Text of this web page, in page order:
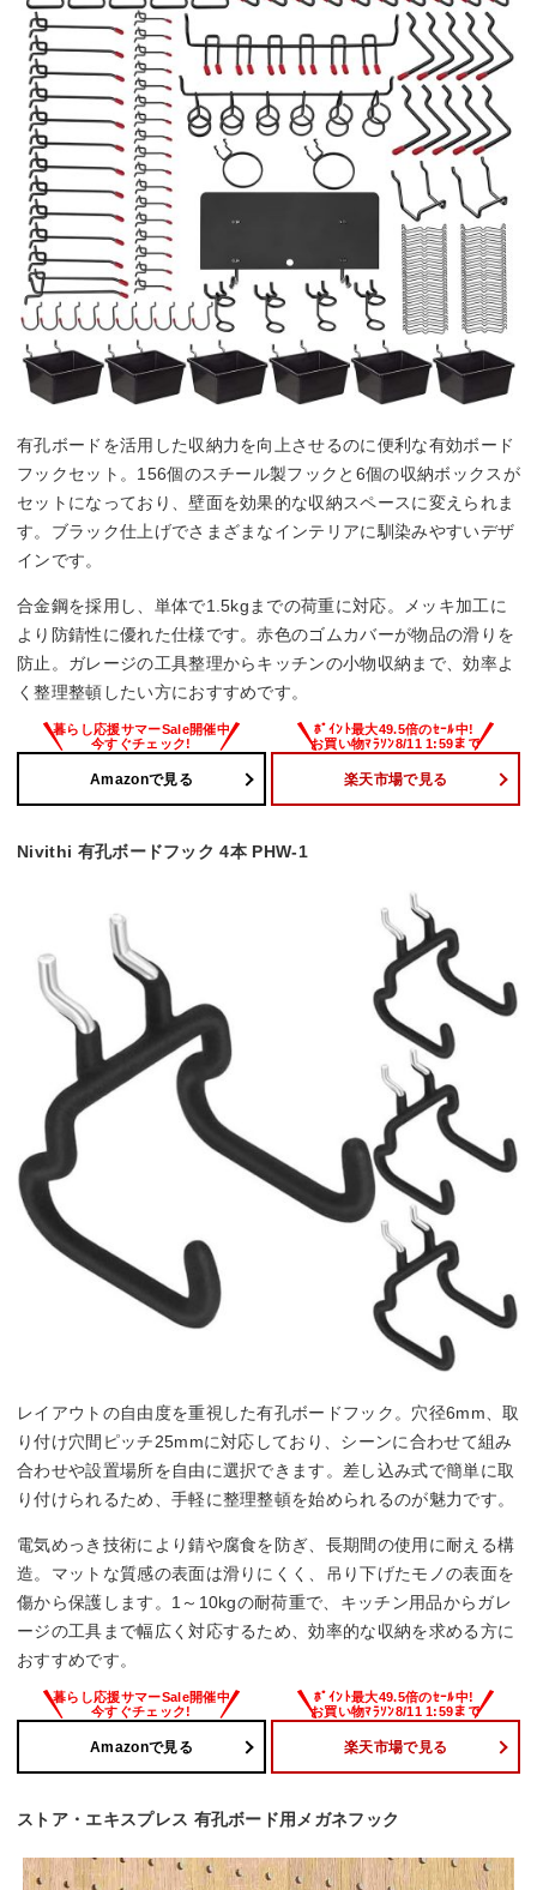
有孔ボードを活用した収納力を向上させるのに便利な有効ボード
フックセット。156個のスチール製フックと6個の収納ボックスが
セットになっており、壁面を効果的な収納スペースに変えられま
す。ブラック仕上げでさまざまなインテリアに馴染みやすいデザ
インです。
合金鋼を採用し、単体で1.5kgまでの荷重に対応。メッキ加工に
より防錆性に優れた仕様です。赤色のゴムカバーが物品の滑りを
防止。ガレージの工具整理からキッチンの小物収納まで、効率よ
く整理整頓したい方におすすめです。
Amazonで見る 楽天市場で見る
Nivithi 有孔ボードフック 4本 PHW-1
レイアウトの自由度を重視した有孔ボードフック。穴径6mm、取
り付け穴間ピッチ25mmに対応しており、シーンに合わせて組み
合わせや設置場所を自由に選択できます。差し込み式で簡単に取
り付けられるため、手軽に整理整頓を始められるのが魅力です。
電気めっき技術により錆や腐食を防ぎ、長期間の使用に耐える構
造。マットな質感の表面は滑りにくく、吊り下げたモノの表面を
傷から保護します。1～10kgの耐荷重で、キッチン用品からガレ
ージの工具まで幅広く対応するため、効率的な収納を求める方に
おすすめです。
Amazonで見る 楽天市場で見る
ストア・エキスプレス 有孔ボード用メガネフック